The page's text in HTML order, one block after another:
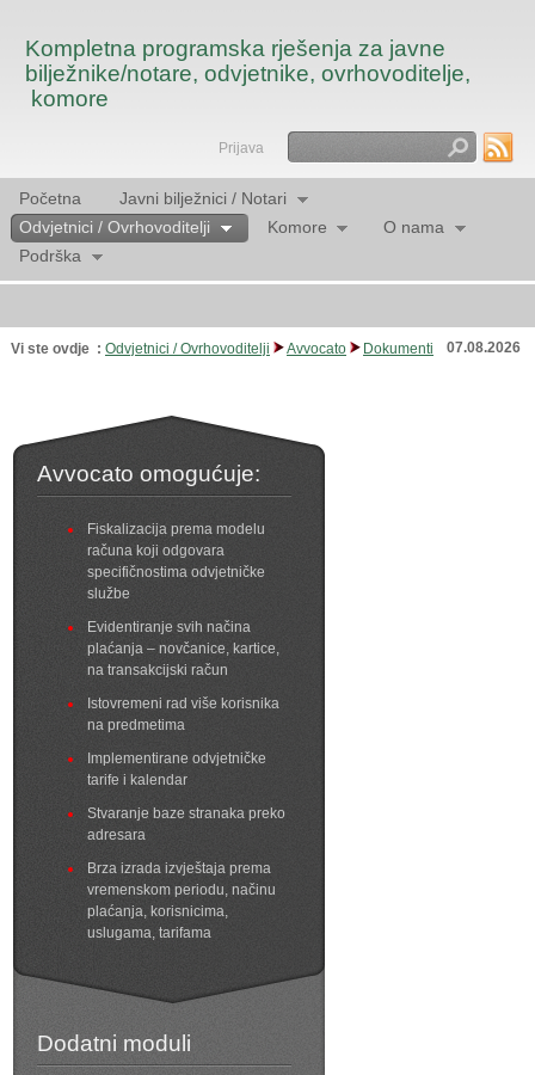
Kompletna programska rješenja za javne
bilježnike/notare, odvjetnike, ovrhovoditelje,
komore
Traži
Prijava
Početna
Javni bilježnici / Notari
Odvjetnici / Ovrhovoditelji
Komore
O nama
Podrška
Vi ste ovdje : Odvjetnici / Ovrhovoditelji Avvocato Dokumenti 07.08.2026
Avvocato omogućuje:
Fiskalizacija prema modelu
računa koji odgovara
specifičnostima odvjetničke
službe
Evidentiranje svih načina
plaćanja – novčanice, kartice,
na transakcijski račun
Istovremeni rad više korisnika
na predmetima
Implementirane odvjetničke
tarife i kalendar
Stvaranje baze stranaka preko
adresara
Brza izrada izvještaja prema
vremenskom periodu, načinu
plaćanja, korisnicima,
uslugama, tarifama
Dodatni moduli